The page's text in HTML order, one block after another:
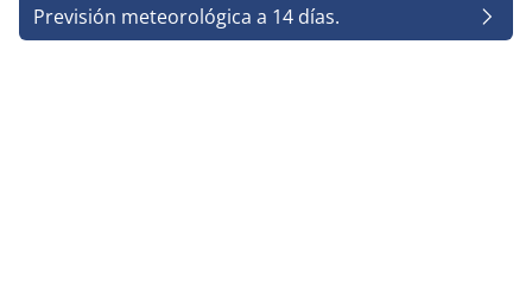
Previsión meteorológica a 14 días.